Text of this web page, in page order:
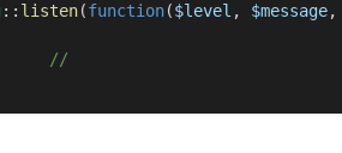
:: listen(function($level , $message,
//